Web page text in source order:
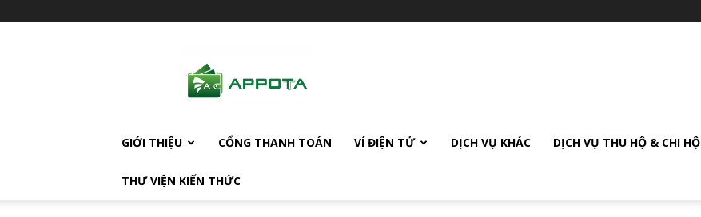
GIỚI THIỆU CỔNG THANH TOÁN VÍ ĐIỆN TỬ DỊCH VỤ KHÁC DỊCH VỤ THU HỘ & CHI HỘ
THƯ VIỆN KIẾN THỨC